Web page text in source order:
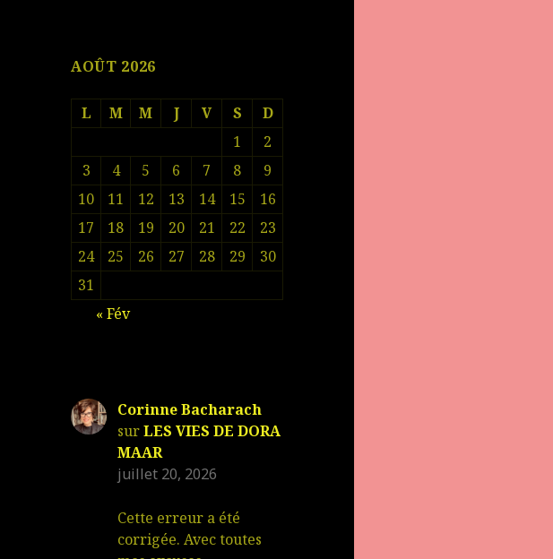
AOÛT 2026
L M M J V S
D
1
2
3
4 5 6 7 8
9
10
11 12 13 14 15
16
17
18 19 20 21 22
23
24
25 26 27 28 29
30
31
« Fév
Corinne Bacharach
surLES VIES DE DORA
MAAR
juillet 20, 2026
Cette erreur a été
corrigée. Avec toutes